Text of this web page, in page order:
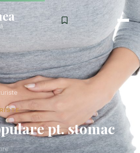
pt. stomac